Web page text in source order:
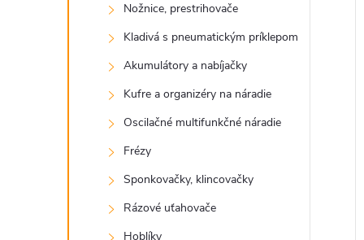
Nožnice, prestrihovače
Kladivá s pneumatickým príklepom
Akumulátory a nabíjačky
Kufre a organizéry na náradie
Oscilačné multifunkčné náradie
Frézy
Sponkovačky, klincovačky
Rázové uťahovače
Hoblíky